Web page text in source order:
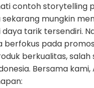
contoh storytelling
mungkin
tarik tersendiri.
berfokus pada
berkualitas, salah
Bersama kami,